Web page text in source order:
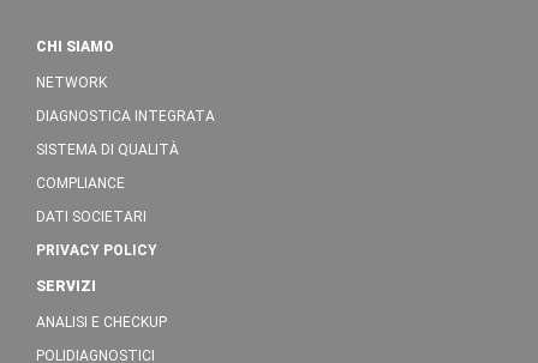
CHI SIAMO
NETWORK
DIAGNOSTICA INTEGRATA
SISTEMA DI QUALITÀ
COMPLIANCE
DATI SOCIETARI
PRIVACY POLICY
SERVIZI
ANALISI E CHECKUP
POLIDIAGNOSTICI